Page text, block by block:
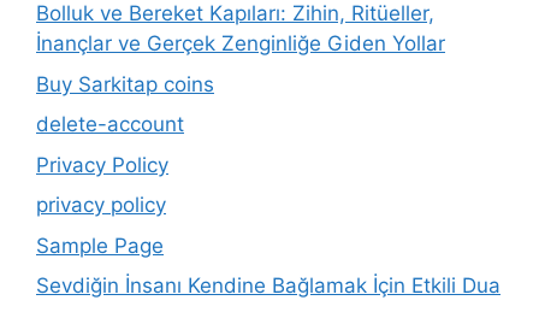
Bolluk ve Bereket Kapıları: Zihin, Ritüeller,
İnançlar ve Gerçek Zenginliğe Giden Yollar
Buy Sarkitap coins
delete-account
Privacy Policy
privacy policy
Sample Page
Sevdiğin İnsanı Kendine Bağlamak İçin Etkili Dua